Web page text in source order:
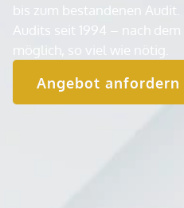
bis zum bestandenen
Audits seit 1994 – nach
möglich, so viel wie nötig.
Angebot anfordern